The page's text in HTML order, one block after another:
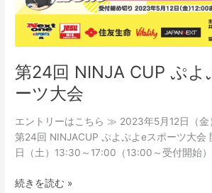
第24回 NINJA CUP ぷよ
ーツ大会
エントリーはこちら ≫ 2023年5月12日（金
第24回 NINJACUP ぷよぷよeスポーツ大会
日（土）13:30～17:00（13:00～受付開始
続きを読む »